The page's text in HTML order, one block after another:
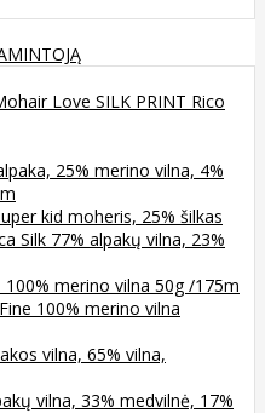
Love SILK PRINT Rico
25% merino vilna, 4%
kid moheris, 25% šilkas
Silk 77% alpakų vilna, 23%
100% merino vilna 50g /175m
100% merino vilna
vilna, 65% vilna,
vilna, 33% medvilnė, 17%